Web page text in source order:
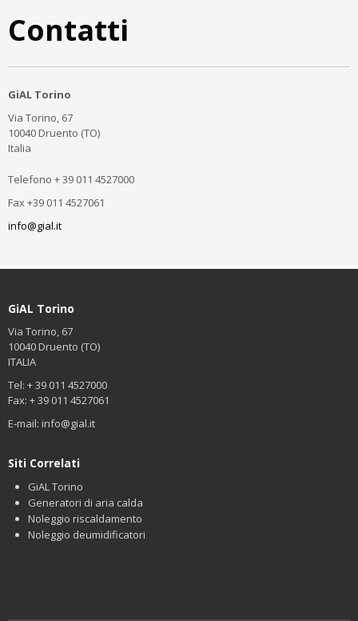
Contatti
GiAL Torino
Via Torino, 67
10040 Druento (TO)
Italia
Telefono + 39 011 4527000
Fax +39 011 4527061
info@gial.it
GiAL Torino
Via Torino, 67
10040 Druento (TO)
ITALIA
Tel: + 39 011 4527000
Fax: + 39 011 4527061
E-mail: info@gial.it
Siti Correlati
GiAL Torino
Generatori di aria calda
Noleggio riscaldamento
Noleggio deumidificatori